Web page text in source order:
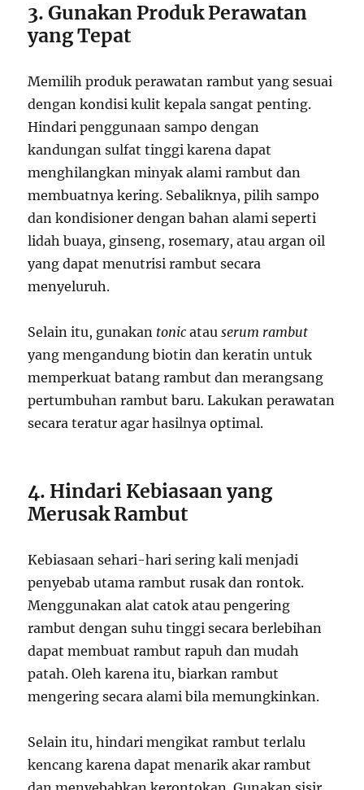
3. Gunakan Produk Perawatan
yang Tepat
Memilih produk perawatan rambut yang sesuai
dengan kondisi kulit kepala sangat penting.
Hindari penggunaan sampo dengan
kandungan sulfat tinggi karena dapat
menghilangkan minyak alami rambut dan
membuatnya kering. Sebaliknya, pilih sampo
dan kondisioner dengan bahan alami seperti
lidah buaya, ginseng, rosemary, atau argan oil
yang dapat menutrisi rambut secara
menyeluruh.
Selain itu, gunakan tonic atauserum rambut
yang mengandung biotin dan keratin untuk
memperkuat batang rambut dan merangsang
pertumbuhan rambut baru. Lakukan perawatan
secara teratur agar hasilnya optimal.
4. Hindari Kebiasaan yang
Merusak Rambut
Kebiasaan sehari-hari sering kali menjadi
penyebab utama rambut rusak dan rontok.
Menggunakan alat catok atau pengering
rambut dengan suhu tinggi secara berlebihan
dapat membuat rambut rapuh dan mudah
patah. Oleh karena itu, biarkan rambut
mengering secara alami bila memungkinkan.
Selain itu, hindari mengikat rambut terlalu
kencang karena dapat menarik akar rambut